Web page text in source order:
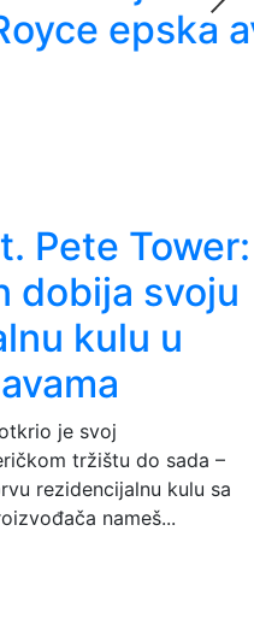
Pete Tower:
dobija svoju
kulu u
je svoj
tržištu do sada –
rezidencijalnu kulu sa
nameš...